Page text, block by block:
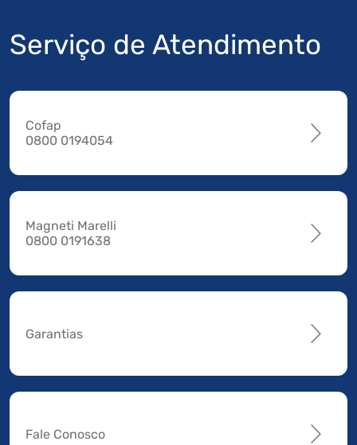
Serviço de Atendimento
Cofap
0800 0194054
Magneti Marelli
0800 0191638
Garantias
Fale Conosco